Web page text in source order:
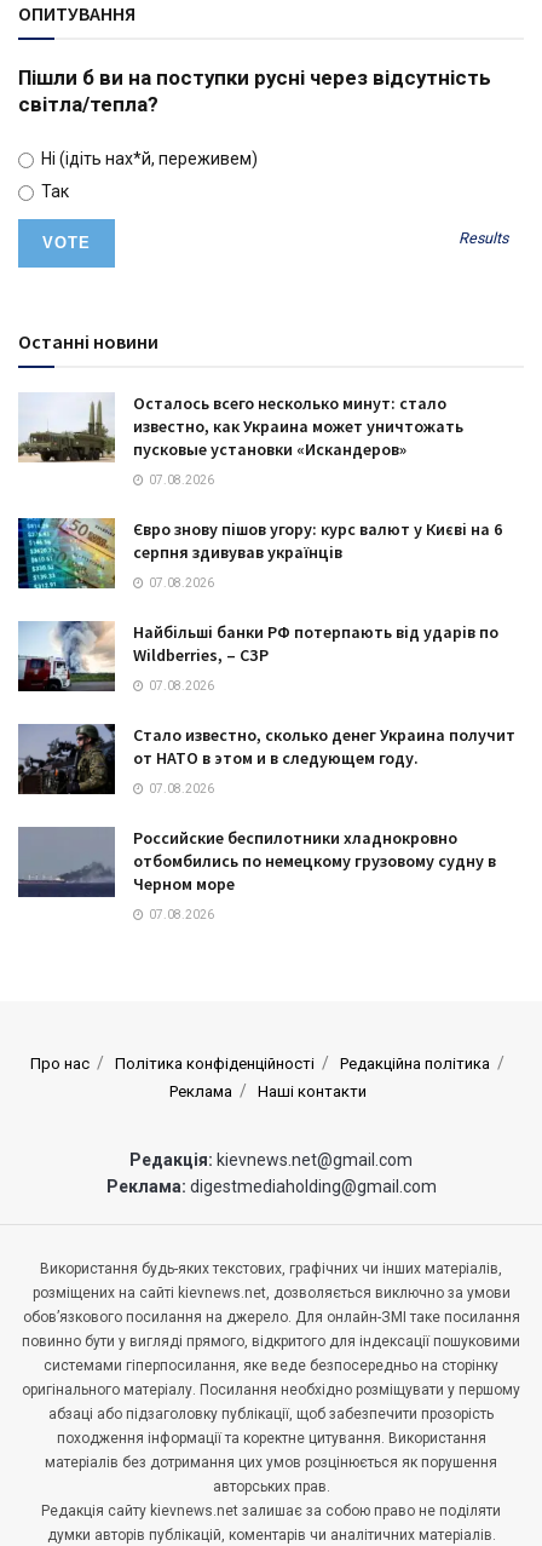
ОПИТУВАННЯ
Пішли б ви на поступки русні через відсутність
світла/тепла?
Ні (ідіть нах*й, переживем)
Так
Results
Останні новини
Осталось всего несколько минут: стало
известно, как Украина может уничтожать
пусковые установки «Искандеров»
07.08.2026
Євро знову пішов угору: курс валют у Києві на 6
серпня здивував українців
07.08.2026
Найбільші банки РФ потерпають від ударів по
Wildberries, – СЗР
07.08.2026
Стало известно, сколько денег Украина получит
от НАТО в этом и в следующем году.
07.08.2026
Российские беспилотники хладнокровно
отбомбились по немецкому грузовому судну в
Черном море
07.08.2026
Про нас Політика конфіденційності
Редакційна політика
Реклама
Наші контакти
Редакція: kievnews.net@gmail.com
Реклама: digestmediaholding@gmail.com
Використання будь-яких текстових, графічних чи інших матеріалів,
розміщених на сайті kievnews.net, дозволяється виключно за умови
обов’язкового посилання на джерело. Для онлайн-ЗМІ таке посилання
повинно бути у вигляді прямого, відкритого для індексації пошуковими
системами гіперпосилання, яке веде безпосередньо на сторінку
оригінального матеріалу. Посилання необхідно розміщувати у першому
абзаці або підзаголовку публікації, щоб забезпечити прозорість
походження інформації та коректне цитування. Використання
матеріалів без дотримання цих умов розцінюється як порушення
авторських прав.
Редакція сайту kievnews.net залишає за собою право не поділяти
думки авторів публікацій, коментарів чи аналітичних матеріалів.